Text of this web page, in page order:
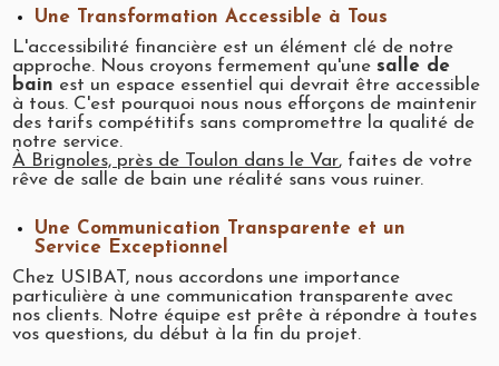
Une Transformation Accessible à Tous
L'accessibilité financière est un élément clé de notre
approche. Nous croyons fermement qu'unesalle de
bain est un espace essentiel qui devrait être accessible
à tous. C'est pourquoi nous nous efforçons de maintenir
des tarifs compétitifs sans compromettre la qualité de
notre service.
À Brignoles, près de Toulon dans le Var, faites de votre
rêve de salle de bain une réalité sans vous ruiner.
Une Communication Transparente et un
Service Exceptionnel
Chez USIBAT, nous accordons une importance
particulière à une communication transparente avec
nos clients. Notre équipe est prête à répondre à toutes
vos questions, du début à la fin du projet.